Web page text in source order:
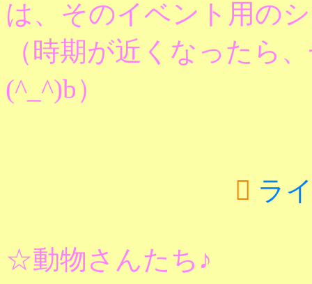
は、そのイベント用の
（時期が近くなったら
(^_^)b）
 ラ
☆動物さんたち♪